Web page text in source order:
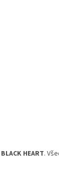
BLACK HEART.